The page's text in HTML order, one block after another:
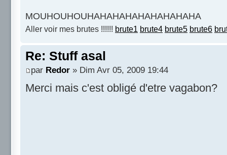
MOUHOUHOUHAHAHAHAHAHAHAHAHA
Aller voir mes brutes !!!!!! brute1 brute4 brute5 brute6
Re: Stuff asal
par Redor » Dim Avr 05, 2009 19:44
Merci mais c'est obligé d'etre vagabon?